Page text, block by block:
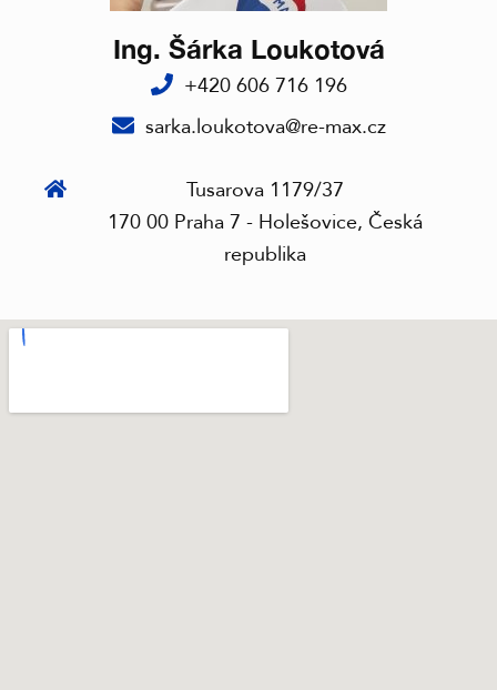
Ing. Šárka Loukotová
+420 606 716 196
sarka.loukotova@re-max.cz
Tusarova 1179/37
170 00 Praha 7 - Holešovice, Česká
republika